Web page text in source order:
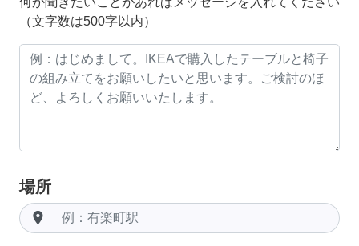
（文字数は500字以内）
場所
room